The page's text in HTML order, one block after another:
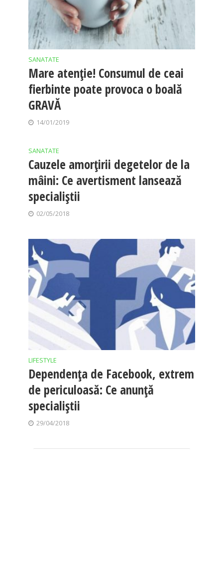
SANATATE
Mare atenţie! Consumul de ceai
fierbinte poate provoca o boală
GRAVĂ
14/01/2019
SANATATE
Cauzele amorţirii degetelor de la
mâini: Ce avertisment lansează
specialiştii
02/05/2018
LIFESTYLE
Dependenţa de Facebook, extrem
de periculoasă: Ce anunţă
specialiştii
29/04/2018